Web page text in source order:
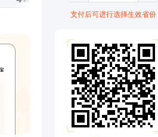
支付后可进行选择生效省份